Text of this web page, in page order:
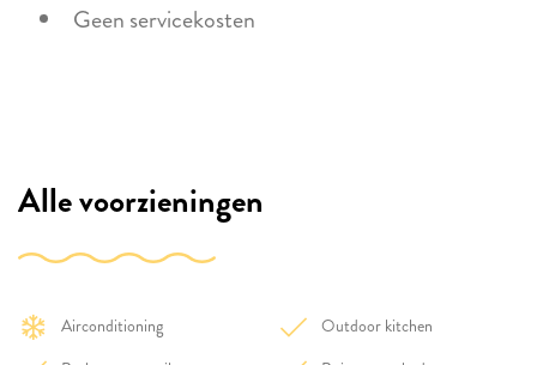
Geen servicekosten
Alle voorzieningen
Airconditioning
Outdoor kitchen